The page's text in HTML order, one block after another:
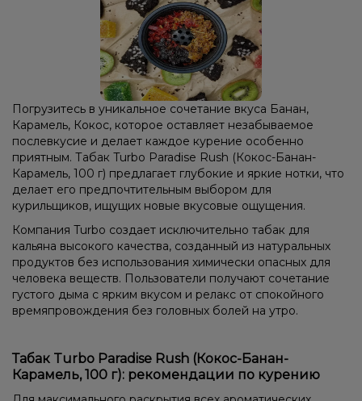
Погрузитесь в уникальное сочетание вкуса Банан,
Карамель, Кокос, которое оставляет незабываемое
послевкусие и делает каждое курение особенно
приятным. Табак Turbo Paradise Rush (Кокос-Банан-
Карамель, 100 г) предлагает глубокие и яркие нотки, что
делает его предпочтительным выбором для
курильщиков, ищущих новые вкусовые ощущения.
Компания Turbo создает исключительно табак для
кальяна высокого качества, созданный из натуральных
продуктов без использования химически опасных для
человека веществ. Пользователи получают сочетание
густого дыма с ярким вкусом и релакс от спокойного
времяпровождения без головных болей на утро.
Табак Turbo Paradise Rush (Кокос-Банан-
Карамель, 100 г): рекомендации по курению